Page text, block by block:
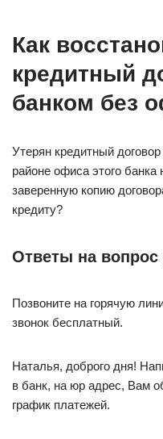
Как
кредитный
банком без
Утерян кредитный
районе офиса этого
заверенную копию
кредиту?
Ответы на вопрос
Позвоните на горячую
звонок бесплатный.
Наталья, доброго дня!
в банк, на юр адрес, Вам
график платежей.